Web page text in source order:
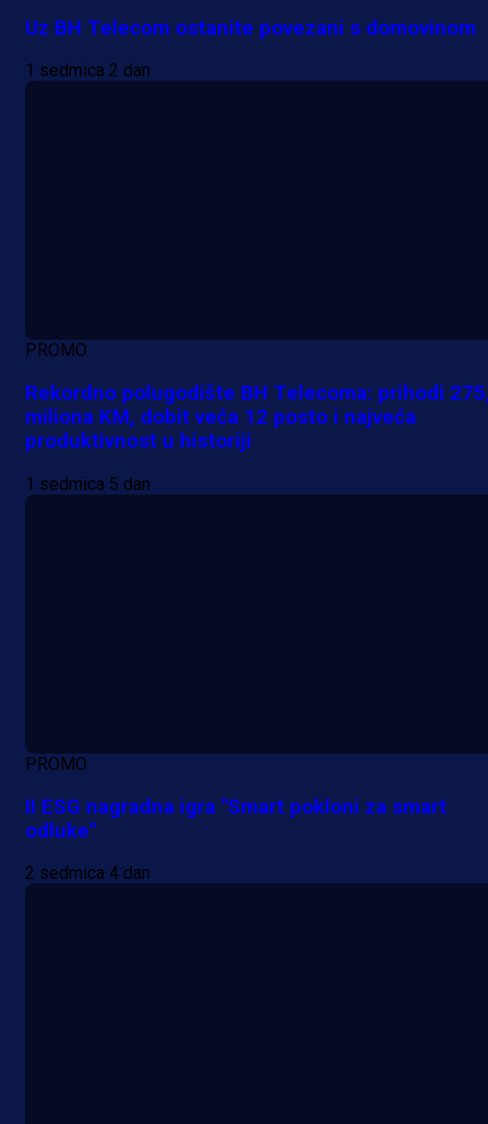
Uz BH Telecom ostanite povezani s domovinom
1 sedmica 2 dan
PROMO
Rekordno polugodište BH Telecoma: prihodi
miliona KM, dobit veća 12 posto i najveća
produktivnost u historiji
1 sedmica 5 dan
PROMO
II ESG nagradna igra "Smart pokloni za smart
odluke"
2 sedmica 4 dan